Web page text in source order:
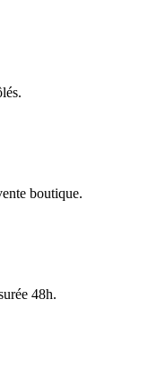
boutique.
48h.